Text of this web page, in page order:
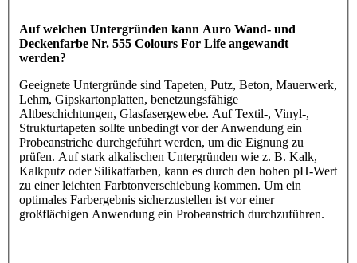
Auf welchen Untergründen kann Auro Wand- und
Deckenfarbe Nr. 555 Colours For Life angewandt
werden?
Geeignete Untergründe sind Tapeten, Putz, Beton, Mauerwerk,
Lehm, Gipskartonplatten, benetzungsfähige
Altbeschichtungen, Glasfasergewebe. Auf Textil-, Vinyl-,
Strukturtapeten sollte unbedingt vor der Anwendung ein
Probeanstriche durchgeführt werden, um die Eignung zu
prüfen. Auf stark alkalischen Untergründen wie z. B. Kalk,
Kalkputz oder Silikatfarben, kann es durch den hohen pH-Wert
zu einer leichten Farbtonverschiebung kommen. Um ein
optimales Farbergebnis sicherzustellen ist vor einer
großflächigen Anwendung ein Probeanstrich durchzuführen.